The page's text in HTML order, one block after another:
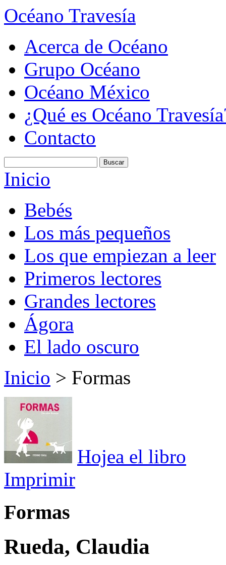
Océano Travesía
Acerca de Océano
Grupo Océano
Océano México
¿Qué es Océano
Contacto
Inicio
Bebés
Los más pequeños
Los que empiezan a leer
Primeros lectores
Grandes lectores
Ágora
El lado oscuro
Inicio > Formas
Hojea el libro
Imprimir
Formas
Rueda, Claudia